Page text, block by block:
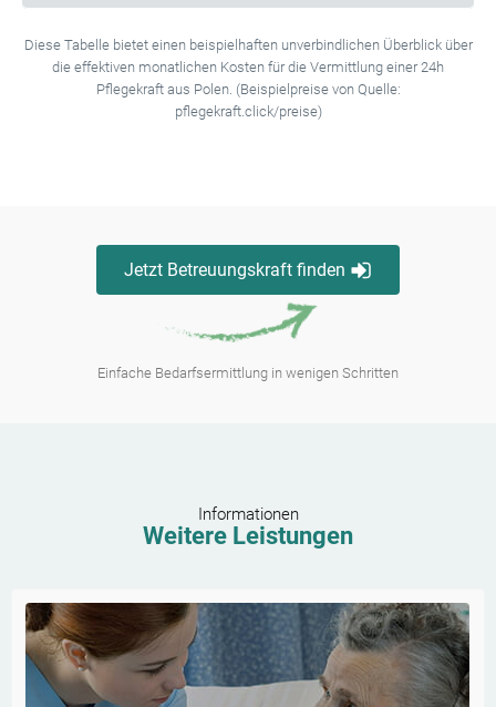
Diese Tabelle bietet einen beispielhaften unverbindlichen Überblick über
die effektiven monatlichen Kosten für die Vermittlung einer 24h
Pflegekraft aus Polen. (Beispielpreise von Quelle:
pflegekraft.click/preise)
Jetzt Betreuungskraft finden
Einfache Bedarfsermittlung in wenigen Schritten
Informationen
Weitere Leistungen